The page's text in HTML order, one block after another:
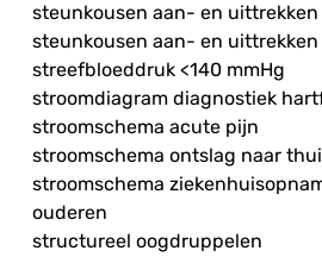
steunkousen aan- en uittrekken
steunkousen aan- en
streefbloeddruk <140 mmHg
stroomdiagram diagnostiek
stroomschema acute pijn
stroomschema ontslag naar
stroomschema
ouderen
structureel oogdruppelen